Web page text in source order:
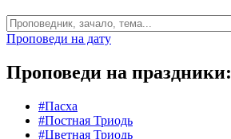
Проповеди на дату
Проповеди на праздники:
#Пасха
#Постная Триодь
#Цветная Триодь